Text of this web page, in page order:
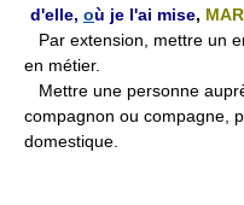
d'elle, où je l'ai mise,
Par extension, mettre un
en métier.
Mettre une personne
compagnon ou compagne,
domestique.